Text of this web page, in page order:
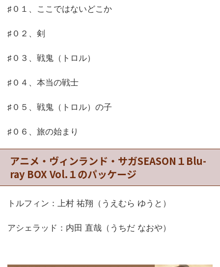
♯０１、ここではないどこか
♯０２、剣
♯０３、戦鬼（トロル）
♯０４、本当の戦士
♯０５、戦鬼（トロル）の子
♯０６、旅の始まり
アニメ・ヴィンランド・サガSEASON１Blu-
ray BOX Vol.１のパッケージ
トルフィン：上村 祐翔（うえむら ゆうと）
アシェラッド：内田 直哉（うちだ なおや）